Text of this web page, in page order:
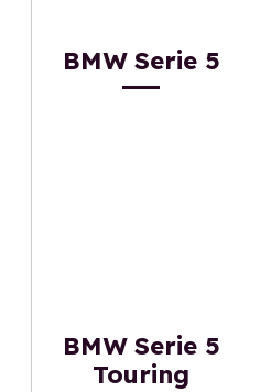
BMW Serie 5
BMW Serie 5
Touring